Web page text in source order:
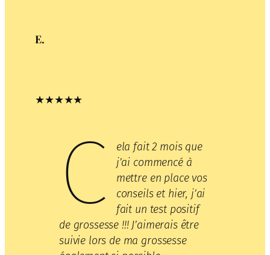
E.
★★★★★
C
ela fait 2 mois que
j’ai commencé à
mettre en place vos
conseils et hier, j’ai
fait un test positif
de grossesse !!! J’aimerais être
suivie lors de ma grossesse